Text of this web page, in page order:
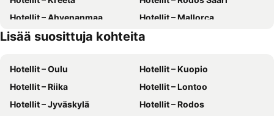
Hotellit – Ahvenanmaa
Hotellit – Mallorca
Hotellit – Gran Canaria
Hotellit – Suomi
Lisää suosittuja kohteita
Hotellit – Oulu
Hotellit – Kuopio
Hotellit – Riika
Hotellit – Lontoo
Hotellit – Jyväskylä
Hotellit – Rodos